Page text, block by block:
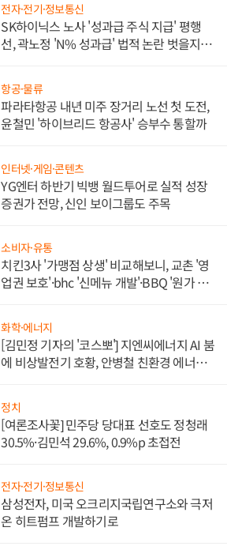
전자·전기·정보통신
SK하이닉스 노사 '성과급 주식 지급' 평행
선, 곽노정 'N% 성과급' 법적 논란 벗을지 주
항공·물류
파라타항공 내년 미주 장거리 노선 첫 도전,
윤철민 '하이브리드 항공사' 승부수 통할까
인터넷·게임·콘텐츠
YG엔터 하반기 빅뱅 월드투어로 실적 성장
증권가 전망, 신인 보이그룹도 주목
소비자·유통
치킨3사 '가맹점 상생' 비교해보니, 교촌 '영
업권 보호'·bhc '신메뉴 개발'·BBQ '원가 부
화학·에너지
[김민정 기자의 '코스뽀'] 지엔씨에너지 AI 붐
에 비상발전기 호황, 안병철 친환경 에너지
정치
[여론조사꽃] 민주당 당대표 선호도 정청래
30.5%·김민석 29.6%, 0.9%p 초접전
전자·전기·정보통신
삼성전자, 미국 오크리지국립연구소와 극저
온 히트펌프 개발하기로